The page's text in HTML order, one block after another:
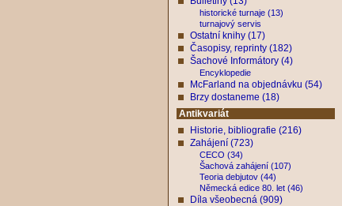
historické turnaje (13)
turnajový servis
Ostatní knihy (17)
Časopisy, reprinty (182)
Šachové Informátory (4)
Encyklopedie
McFarland na objednávku (54)
Brzy dostaneme (18)
Antikvariát
Historie, bibliografie (216)
Zahájení (723)
CECO (34)
Šachová zahájení (107)
Teoria debjutov (44)
Německá edice 80. let (46)
Díla všeobecná (909)